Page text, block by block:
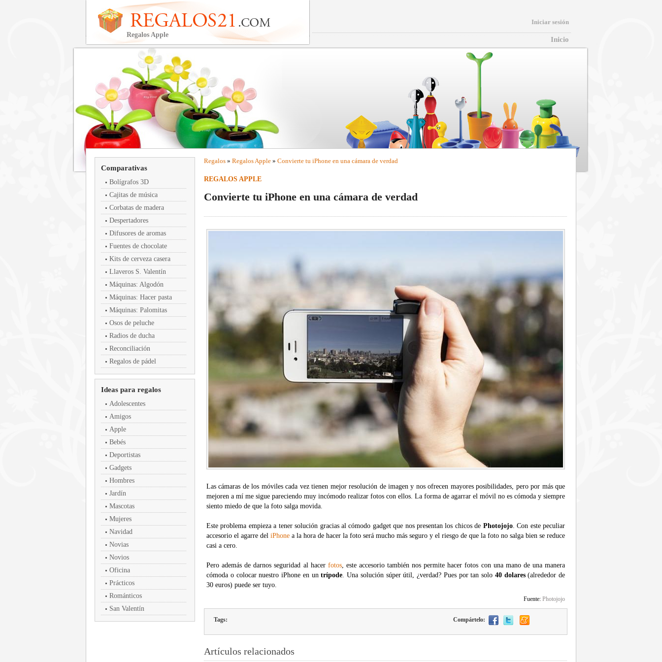
Regalos Apple
Iniciar sesión
Inicio
Comparativas
Bolígrafos 3D
Cajitas de música
Corbatas de madera
Despertadores
Difusores de aromas
Fuentes de chocolate
Kits de cerveza casera
Llaveros S. Valentín
Máquinas: Algodón
Máquinas: Hacer pasta
Máquinas: Palomitas
Osos de peluche
Radios de ducha
Reconciliación
Regalos de pádel
Ideas para regalos
Adolescentes
Amigos
Apple
Bebés
Deportistas
Gadgets
Hombres
Jardín
Mascotas
Mujeres
Navidad
Novias
Novios
Oficina
Prácticos
Románticos
San Valentín
Regalos » Regalos Apple » Convierte tu iPhone en una cámara de verdad
REGALOS APPLE
Convierte tu iPhone en una cámara de verdad
Las cámaras de los móviles cada vez tienen mejor resolución de imagen y nos ofrecen mayores posibilidades, pero por más que
mejoren a mí me sigue pareciendo muy incómodo realizar fotos con ellos. La forma de agarrar el móvil no es cómoda y siempre
siento miedo de que la foto salga movida.
Este problema empieza a tener solución gracias al cómodo gadget que nos presentan los chicos de Photojojo. Con este peculiar
accesorio el agarre del iPhone a la hora de hacer la foto será mucho más seguro y el riesgo de que la foto no salga bien se reduce
casi a cero.
Pero además de darnos seguridad al hacer fotos, este accesorio también nos permite hacer fotos con una mano de una manera
cómoda o colocar nuestro iPhone en untrípode. Una solución súper útil, ¿verdad? Pues por tan solo 40 dolares(alrededor de
30 euros) puede ser tuyo.
Fuente: Photojojo
Tags: Compártelo:
Artículos relacionados